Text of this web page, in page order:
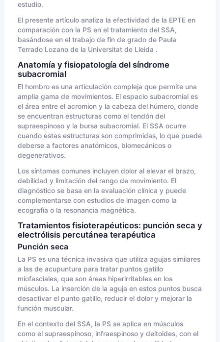
estudio.
El presente artículo analiza la efectividad de la EPTE en
comparación con la PS en el tratamiento del SSA,
basándose en el trabajo de fin de grado de Paula
Terrado Lozano de la Universitat de Lleida .
Anatomía y fisiopatología del síndrome
subacromial
El hombro es una articulación compleja que permite una
amplia gama de movimientos. El espacio subacromial es
el área entre el acromion y la cabeza del húmero, donde
se encuentran estructuras como el tendón del
supraespinoso y la bursa subacromial. El SSA ocurre
cuando estas estructuras son comprimidas, lo que puede
deberse a factores anatómicos, biomecánicos o
degenerativos.
Los síntomas comunes incluyen dolor al elevar el brazo,
debilidad y limitación del rango de movimiento. El
diagnóstico se basa en la evaluación clínica y puede
complementarse con estudios de imagen como la
ecografía o la resonancia magnética.
Tratamientos fisioterapéuticos: punción seca y
electrólisis percutánea terapéutica
Punción seca
La PS es una técnica invasiva que utiliza agujas similares
a las de acupuntura para tratar puntos gatillo
miofasciales, que son áreas hiperirritables en los
músculos. La inserción de la aguja en estos puntos busca
desactivar el punto gatillo, reducir el dolor y mejorar la
función muscular.
En el contexto del SSA, la PS se aplica en músculos
como el supraespinoso, infraespinoso y deltoides, con el